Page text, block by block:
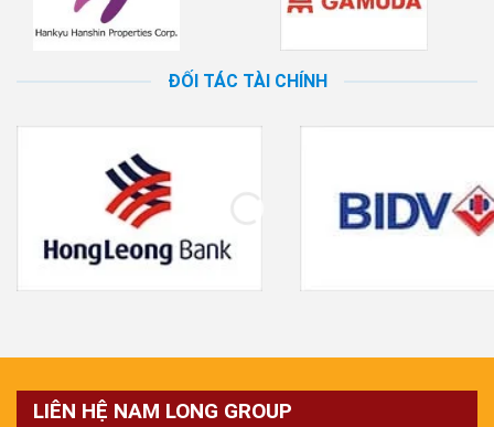
ĐỐI TÁC TÀI CHÍNH
LIÊN HỆ NAM LONG GROUP